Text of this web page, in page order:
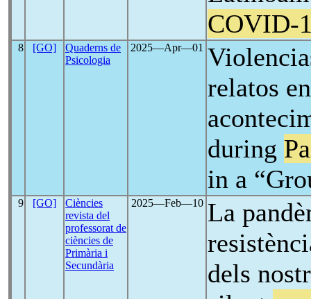
COVID-
8 [GO]
Quaderns de
Psicologia
2025―Apr―01
relatos
during
in a
9 [GO]
Ciències
revista del
professorat de
ciències de
Primària i
Secundària
2025―Feb―10 La
dels